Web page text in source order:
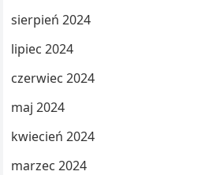
sierpień 2024
lipiec 2024
czerwiec 2024
maj 2024
kwiecień 2024
marzec 2024